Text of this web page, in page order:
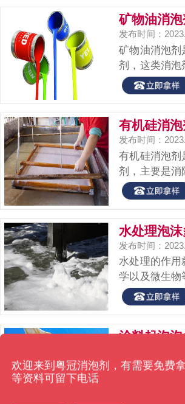
经济增长，面
一些成就，也
所面临...
发布时间：
矿物油消泡剂
剂，这类消泡
如有机硅消
等。难么，
主要成分是矿
溶于发泡介质
50%...
发布时间：
有机硅消泡剂
剂，主要是消
沫，通过改
界面张力，
被广泛应用于
品加工、纺
料、化...
发布时间：
水处理的作用
学以及微生物
污水中的污
放的工程。
理作业是非常
我们常常会
泡沫...
涂料作用有很
欢迎来到粤冠消泡剂，有需要免费
等资料可留下电话